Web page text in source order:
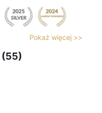
Pokaż więcej >>
(55)